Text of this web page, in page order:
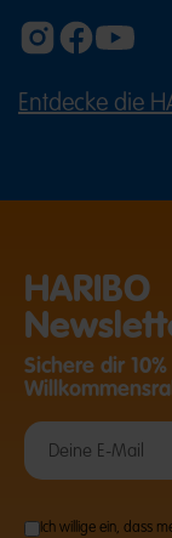
Entdecke die
HARIBO
Sichere dir 10%
Ich willige ein, dass